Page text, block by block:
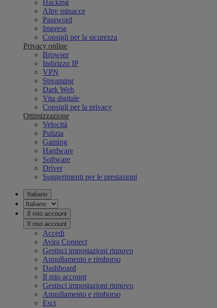
Hacking
Altre minacce
Password
Imprese
Consigli per la sicurezza
Privacy online
Browser
Indirizzo IP
VPN
Streaming
Dark Web
Vita digitale
Consigli per la privacy
Ottimizzazione
Velocità
Pulizia
Gaming
Hardware
Software
Driver
Suggerimenti per le prestazioni
Italiano
Il mio account
Il mio account
Accedi
Avira Connect
Gestisci impostazioni rinnovo
Annullamento e rimborso
Dashboard
Il mio account
Gestisci impostazioni rinnovo
Annullamento e rimborso
Esci